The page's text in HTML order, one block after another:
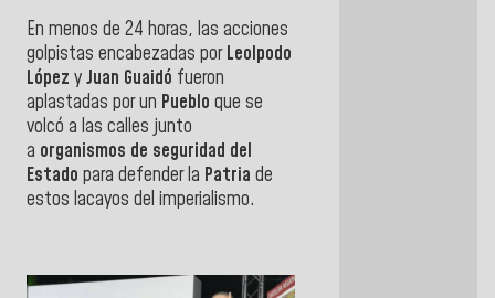
En menos de 24 horas, las acciones
golpistas encabezadas porLeolpodo
López yJuan Guaidó fueron
aplastadas por un Pueblo que se
volcó a las calles junto
a organismos de seguridad del
Estado para defender la Patria de
estos lacayos del imperialismo.